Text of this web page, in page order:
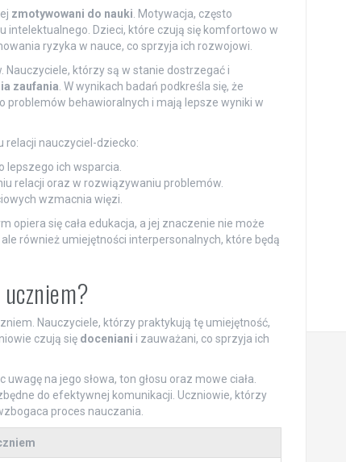
zmotywowani do nauki . Motywacja, często
intelektualnego. Dzieci, które czują się komfortowo w
ryzyka w nauce, co sprzyja ich rozwojowi.
Nauczyciele, którzy są w stanie dostrzegać i
zaufania . W wynikach badań podkreśla się, że
problemów behawioralnych i mają lepsze wyniki w
relacji nauczyciel-dziecko:
ich wsparcia.
relacji oraz w rozwiązywaniu problemów.
wzmacnia więzi.
się cała edukacja, a jej znaczenie nie może
również umiejętności interpersonalnych, które będą
Nauczyciele, którzy praktykują tę umiejętność,
czują się doceniani i zauważani, co sprzyja ich
na jego słowa, ton głosu oraz mowe ciała.
do efektywnej komunikacji. Uczniowie, którzy
proces nauczania.